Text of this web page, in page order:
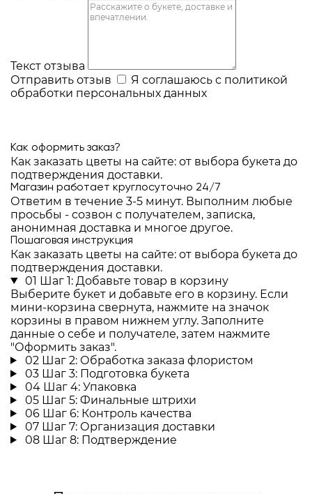
Текст отзыва
Отправить отзыв
Я соглашаюсь с политикой
обработки персональных данных
Как оформить заказ?
Как заказать цветы на сайте: от выбора букета до
подтверждения доставки.
Магазин работает круглосуточно 24/7
Ответим в течение 3-5 минут. Выполним любые
просьбы - созвон с получателем, записка,
анонимная доставка и многое другое.
Пошаговая инструкция
Как заказать цветы на сайте: от выбора букета до
подтверждения доставки.
01 Шаг 1: Добавьте товар в корзину
Выберите букет и добавьте его в корзину. Если
мини-корзина свернута, нажмите на значок
корзины в правом нижнем углу. Заполните
данные о себе и получателе, затем нажмите
"Оформить заказ".
02 Шаг 2: Обработка заказа флористом
03 Шаг 3: Подготовка букета
04 Шаг 4: Упаковка
05 Шаг 5: Финальные штрихи
06 Шаг 6: Контроль качества
07 Шаг 7: Организация доставки
08 Шаг 8: Подтверждение